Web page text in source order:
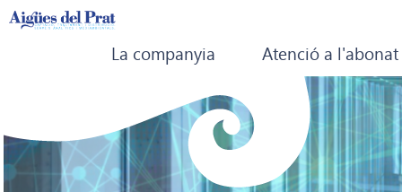
La companyia Atenció a l'abonat